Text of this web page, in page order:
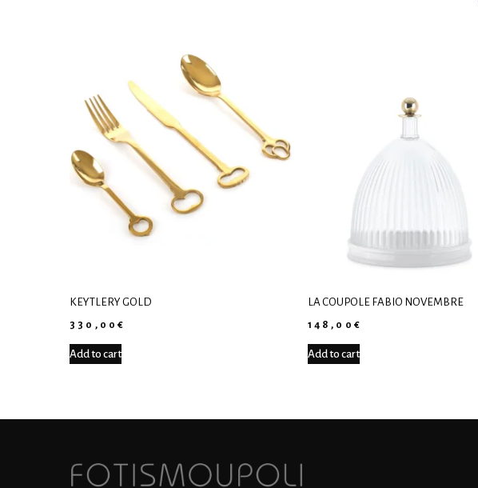
KEYTLERY GOLD
330,00€
Add to cart
LA COUPOLE FABIO NOVEMBRE
148,00 €
Add to cart